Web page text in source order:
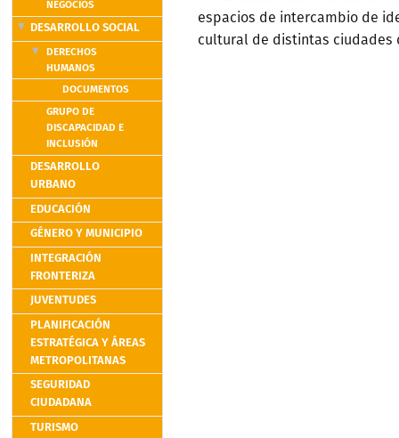
NEGOCIOS
DESARROLLO SOCIAL
DERECHOS
HUMANOS
DOCUMENTOS
GRUPO DE
DISCAPACIDAD E
INCLUSIÓN
DESARROLLO
URBANO
EDUCACIÓN
GÉNERO Y MUNICIPIO
INTEGRACIÓN
FRONTERIZA
JUVENTUDES
PLANIFICACIÓN
ESTRATÉGICA Y ÁREAS
METROPOLITANAS
SEGURIDAD
CIUDADANA
TURISMO
espacios de intercambio de
cultural de distintas ciudades